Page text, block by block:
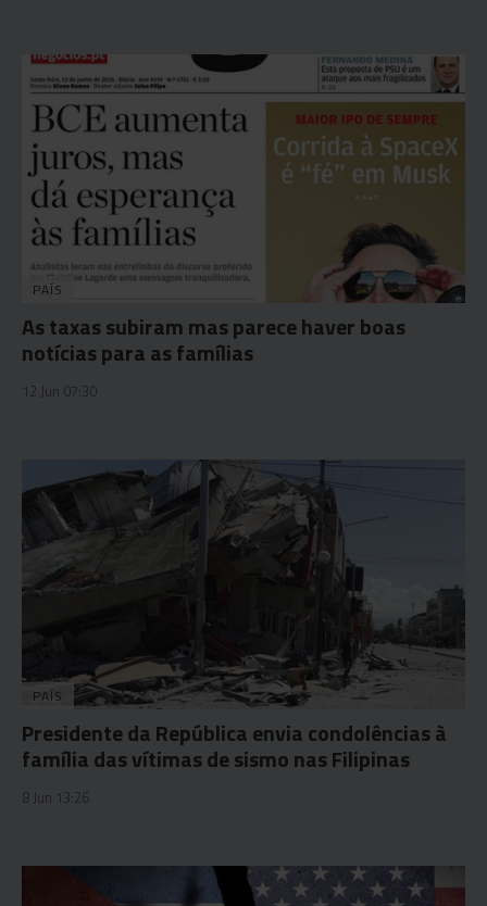
PAÍS
As taxas subiram mas parece haver boas
notícias para as famílias
12 Jun 07:30
PAÍS
Presidente da República envia condolências à
família das vítimas de sismo nas Filipinas
8 Jun 13:26